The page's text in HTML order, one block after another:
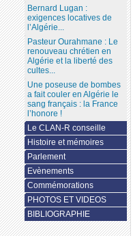
Bernard Lugan :
exigences locatives de
l’Algérie...
Pasteur Ourahmane : Le
renouveau chrétien en
Algérie et la liberté des
cultes...
Une poseuse de bombes
a fait couler en Algérie le
sang français : la France
l’honore !
Le CLAN-R conseille
Histoire et mémoires
Parlement
Evènements
Commémorations
PHOTOS ET VIDEOS
BIBLIOGRAPHIE